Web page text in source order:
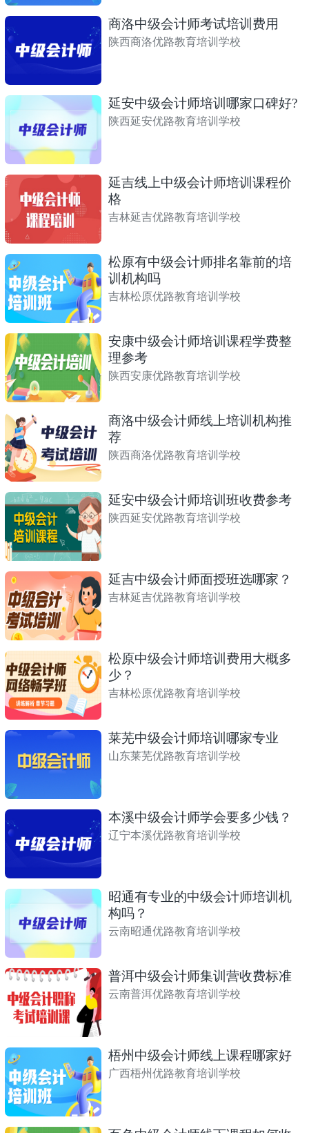
商洛中级会计师考试培训费用
陕西商洛优路教育培训学校
延安中级会计师培训哪家口碑好?
陕西延安优路教育培训学校
延吉线上中级会计师培训课程价
格
吉林延吉优路教育培训学校
松原有中级会计师排名靠前的培
训机构吗
吉林松原优路教育培训学校
安康中级会计师培训课程学费整
理参考
陕西安康优路教育培训学校
商洛中级会计师线上培训机构推
荐
陕西商洛优路教育培训学校
延安中级会计师培训班收费参考
陕西延安优路教育培训学校
延吉中级会计师面授班选哪家？
吉林延吉优路教育培训学校
松原中级会计师培训费用大概多
少？
吉林松原优路教育培训学校
莱芜中级会计师培训哪家专业
山东莱芜优路教育培训学校
本溪中级会计师学会要多少钱？
辽宁本溪优路教育培训学校
昭通有专业的中级会计师培训机
构吗？
云南昭通优路教育培训学校
普洱中级会计师集训营收费标准
云南普洱优路教育培训学校
梧州中级会计师线上课程哪家好
广西梧州优路教育培训学校